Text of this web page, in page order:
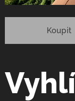
Koupit